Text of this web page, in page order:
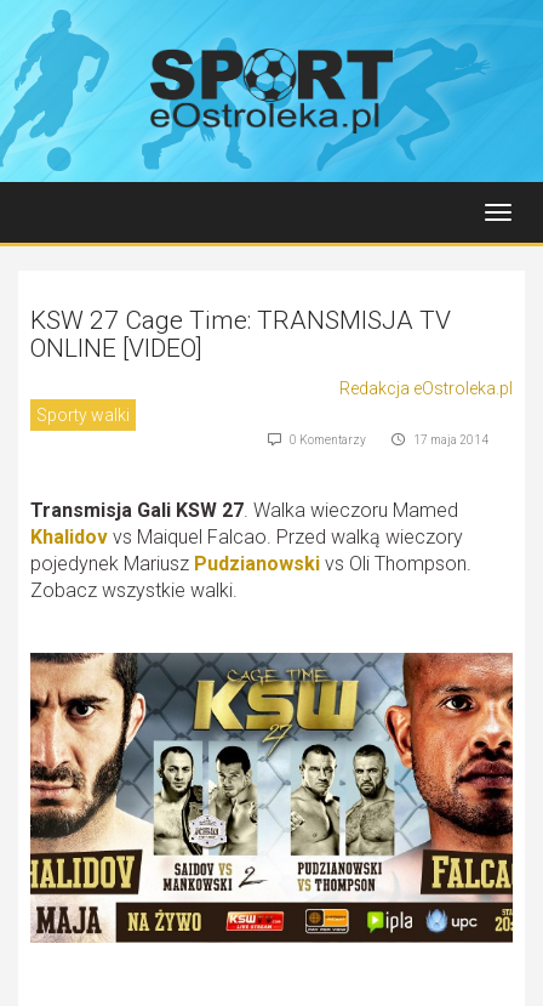
KSW 27 Cage Time: TRANSMISJA TV
ONLINE [VIDEO]
Redakcja eOstroleka.pl
Sporty walki
17 maja 2014
0 Komentarzy
Transmisja Gali KSW 27. Walka wieczoru Mamed
Khalidov vs Maiquel Falcao. Przed walką wieczory
pojedynek Mariusz Pudzianowski vs Oli Thompson.
Zobacz wszystkie walki.